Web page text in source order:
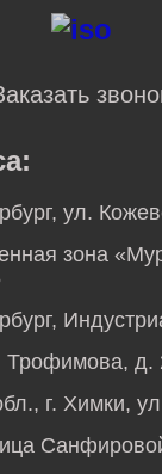
ул.
зона
Трофимова, д.
г. Химки,